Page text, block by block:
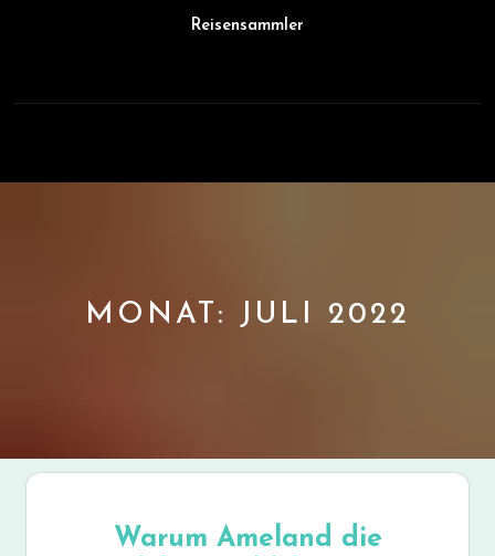
Reisensammler
Button
MONAT: JULI 2022
Warum Ameland die